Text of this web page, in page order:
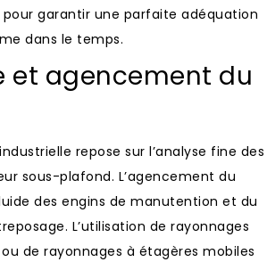
garantir une parfaite adéquation
dans le temps.
et agencement du
repose sur l’analyse fine des
sous-plafond. L’agencement du
des engins de manutention et du
L’utilisation de rayonnages
de rayonnages à étagères mobiles